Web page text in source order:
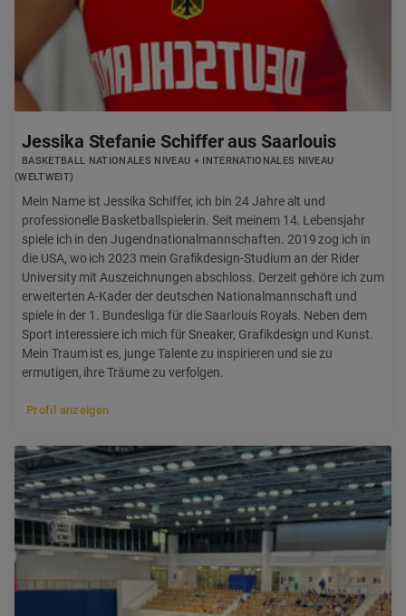
Jessika Stefanie Schiffer aus Saarlouis
BASKETBALL NATIONALES NIVEAU + INTERNATIONALES NIVEAU
(WELTWEIT)
Mein Name ist Jessika Schiffer, ich bin 24 Jahre alt und
professionelle Basketballspielerin. Seit meinem 14. Lebensjahr
spiele ich in den Jugendnationalmannschaften. 2019 zog ich in
die USA, wo ich 2023 mein Grafikdesign-Studium an der Rider
University mit Auszeichnungen abschloss. Derzeit gehöre ich zum
erweiterten A-Kader der deutschen Nationalmannschaft und
spiele in der 1. Bundesliga für die Saarlouis Royals. Neben dem
Sport interessiere ich mich für Sneaker, Grafikdesign und Kunst.
Mein Traum ist es, junge Talente zu inspirieren und sie zu
ermutigen, ihre Träume zu verfolgen.
Profil anzeigen